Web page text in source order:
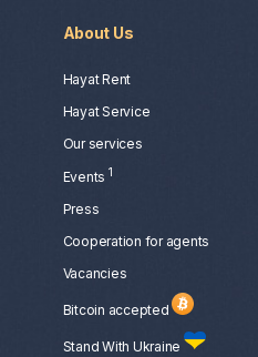
About Us
Hayat Rent
Hayat Service
Our services
Events 1
Press
Сooperation for agents
Vacancies
Bitcoin accepted
Stand With Ukraine